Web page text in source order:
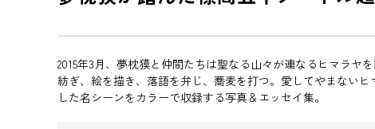
2015年3月、夢枕獏と仲間たちは聖なる山々が連なるヒマラ
紡ぎ、絵を描き、落語を弁じ、蕎麦を打つ。愛してやまない
した名シーンをカラーで収録する写真＆エッセイ集。